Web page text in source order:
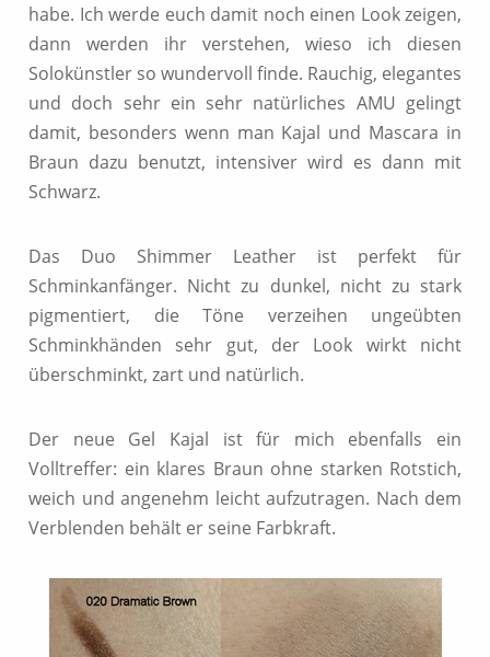
habe. Ich werde euch damit noch einen Look zeigen,
dann werden ihr verstehen, wieso ich diesen
Solokünstler so wundervoll finde. Rauchig, elegantes
und doch sehr ein sehr natürliches AMU gelingt
damit, besonders wenn man Kajal und Mascara in
Braun dazu benutzt, intensiver wird es dann mit
Schwarz.
Das Duo Shimmer Leather ist perfekt für
Schminkanfänger. Nicht zu dunkel, nicht zu stark
pigmentiert, die Töne verzeihen ungeübten
Schminkhänden sehr gut, der Look wirkt nicht
überschminkt, zart und natürlich.
Der neue Gel Kajal ist für mich ebenfalls ein
Volltreffer: ein klares Braun ohne starken Rotstich,
weich und angenehm leicht aufzutragen. Nach dem
Verblenden behält er seine Farbkraft.